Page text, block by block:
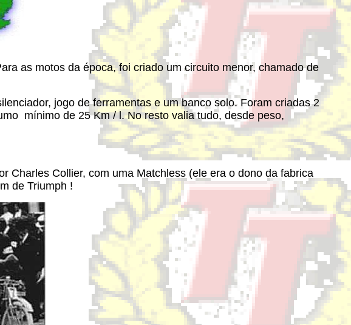
as motos da época, foi criado um circuito menor, chamado de
jogo de ferramentas e um banco solo. Foram criadas 2
mínimo de 25 Km / l. No resto valia tudo, desde peso,
Charles Collier, com uma Matchless (ele era o dono da fabrica
de Triumph !